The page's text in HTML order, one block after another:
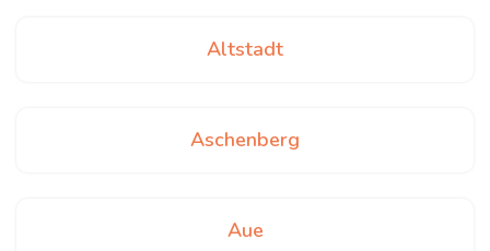
Altstadt
Aschenberg
Aue